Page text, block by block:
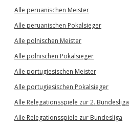
Alle peruanischen Meister
Alle peruanischen Pokalsieger
Alle polnischen Meister
Alle polnischen Pokalsieger
Alle portugiesischen Meister
Alle portugiesischen Pokalsieger
Alle Relegationsspiele zur 2. Bundesliga
Alle Relegationsspiele zur Bundesliga